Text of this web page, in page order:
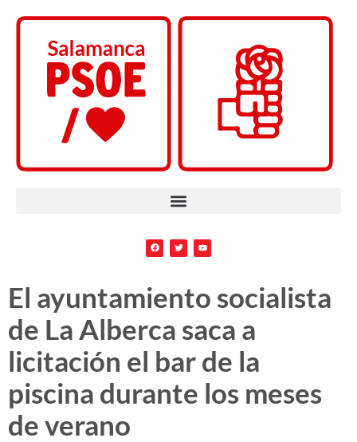
El ayuntamiento socialista
de La Alberca saca a
licitación el bar de la
piscina durante los meses
de verano